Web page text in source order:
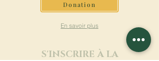
Donation
En savoir plus
S'INSCRIRE À LA